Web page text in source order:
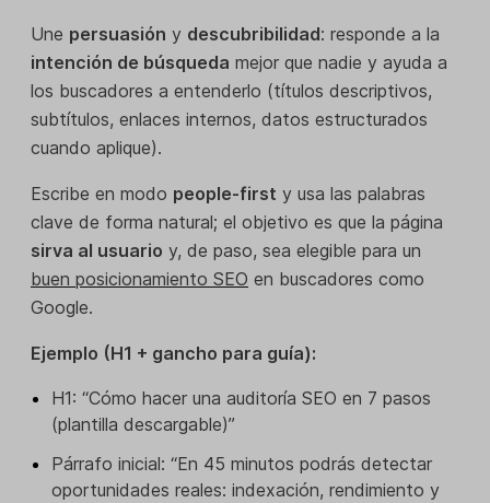
Une persuasión y descubribilidad: responde a la
intención de búsqueda mejor que nadie y ayuda a
los buscadores a entenderlo (títulos descriptivos,
subtítulos, enlaces internos, datos estructurados
cuando aplique).
Escribe en modo people-first y usa las palabras
clave de forma natural; el objetivo es que la página
sirva al usuario y, de paso, sea elegible para un
buen posicionamiento SEO en buscadores como
Google.
Ejemplo (H1 + gancho para guía):
H1: “Cómo hacer una auditoría SEO en 7 pasos
(plantilla descargable)”
Párrafo inicial: “En 45 minutos podrás detectar
oportunidades reales: indexación, rendimiento y